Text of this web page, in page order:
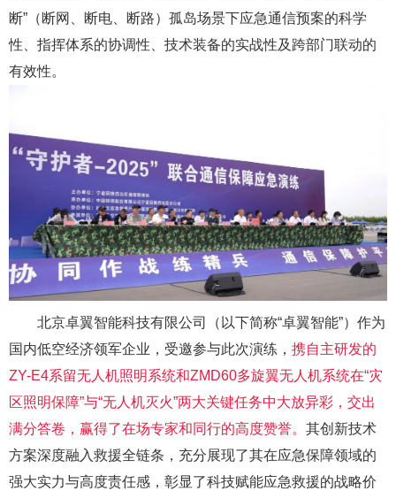
断”（断网、断电、断路）孤岛场景下应急通信预案的科学
性、指挥体系的协调性、技术装备的实战性及跨部门联动的
有效性。
北京卓翼智能科技有限公司（以下简称“卓翼智能”）作为
国内低空经济领军企业，受邀参与此次演练， 携自主研发的
ZY-E4系留无人机照明系统和ZMD60多旋翼无人机系统在“灾
区照明保障”与“无人机灭火”两大关键任务中大放异彩，交出
满分答卷，赢得了在场专家和同行的高度赞誉。 其创新技术
方案深度融入救援全链条，充分展现了其在应急保障领域的
强大实力与高度责任感，彰显了科技赋能应急救援的战略价